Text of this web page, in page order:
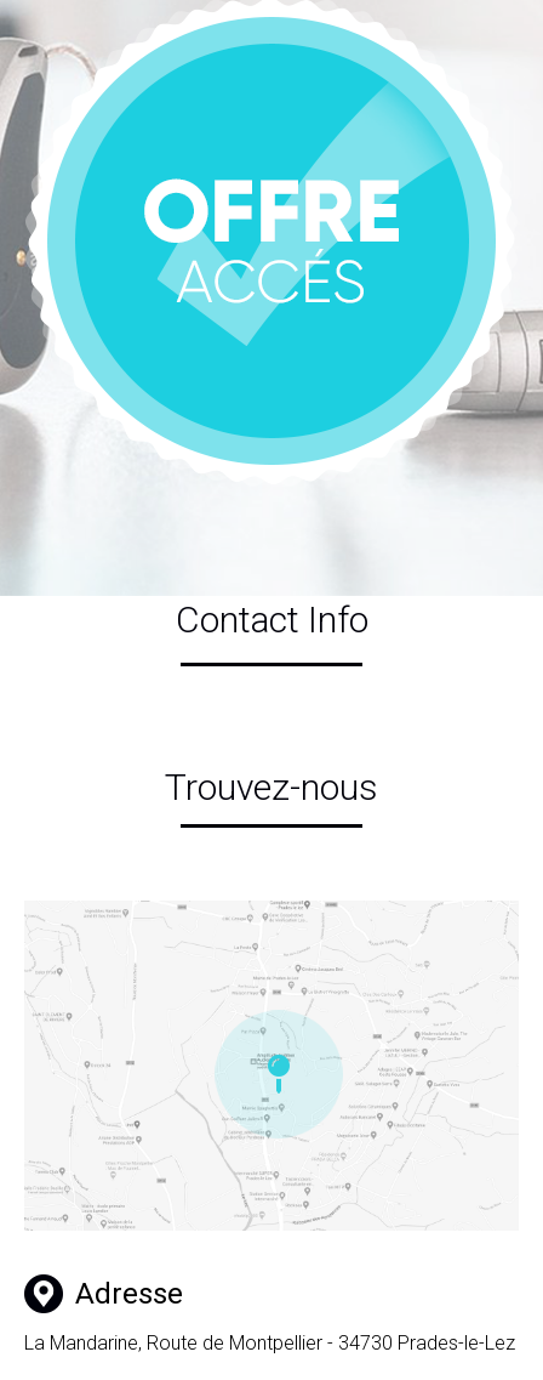
Contact Info
Trouvez-nous
Adresse
La Mandarine, Route de Montpellier - 34730 Prades-le-Lez